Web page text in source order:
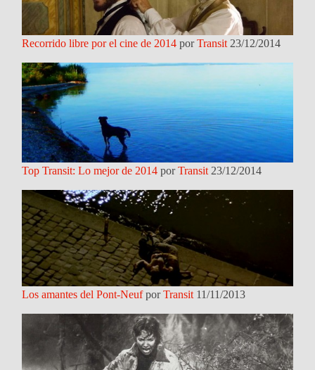
Recorrido libre por el cine de 2014 porTransit 23/12/2014
Top Transit: Lo mejor de 2014 porTransit 23/12/2014
Los amantes del Pont-NeufporTransit 11/11/2013